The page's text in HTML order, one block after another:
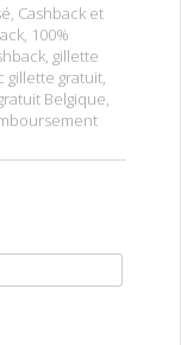
, Cashback et
, 100%
, gillette
gillette gratuit,
Belgique,